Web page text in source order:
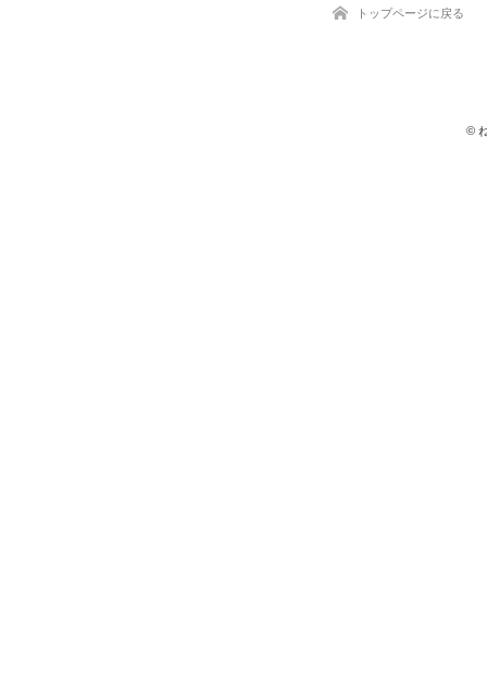
トップページに戻る
©